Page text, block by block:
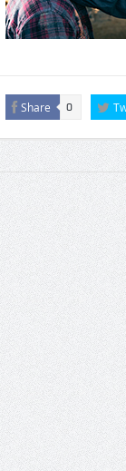
Share 0